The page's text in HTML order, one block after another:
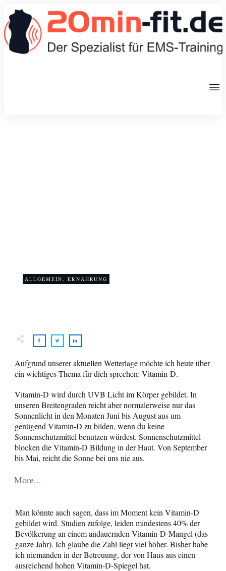
ALLGEMEIN, ERNÄHRUNG
Aufgrund unserer aktuellen Wetterlage möchte ich heute über
ein wichtiges Thema für dich sprechen: Vitamin-D.
Vitamin-D wird durch UVB Licht im Körper gebildet. In
unseren Breitengraden reicht aber normalerweise nur das
Sonnenlicht in den Monaten Juni bis August aus um
genügend Vitamin-D zu bilden, wenn du keine
Sonnenschutzmittel benutzen würdest. Sonnenschutzmittel
blocken die Vitamin-D Bildung in der Haut. Von September
bis Mai, reicht die Sonne bei uns nie aus.
More...
Man könnte auch sagen, dass im Moment kein Vitamin-D
gebildet wird. Studien zufolge, leiden mindestens 40% der
Bevölkerung an einem andauernden Vitamin-D-Mangel (das
ganze Jahr). Ich glaube die Zahl liegt viel höher. Bisher habe
ich niemanden in der Betreuung, der von Haus aus einen
ausreichend hohen Vitamin-D-Spiegel hat.